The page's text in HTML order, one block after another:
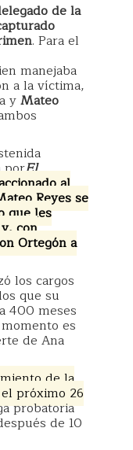
de la
. Para el
manejaba
a la víctima,
yMateo
porEl
al
Reyes se
que les
con
Ortegón a
los cargos
que su
400 meses
es
de Ana
de la
próximo 26
probatoria
de 10